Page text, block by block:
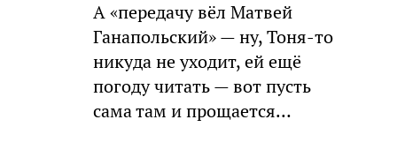
А «передачу вёл Матвей
Ганапольский» — ну, Тоня-то
никуда не уходит, ей ещё
погоду читать — вот пусть
сама там и прощается…